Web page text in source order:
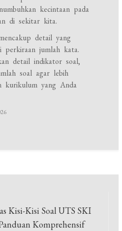
kecintaan pada
di sekitar kita.
detail yang
perkiraan jumlah kata.
detail indikator soal,
soal agar lebih
kurikulum yang Anda
Kisi-Kisi Soal UTS SKI
Komprehensif